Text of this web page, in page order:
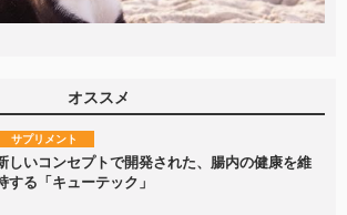
オススメ
サプリメント
しいコンセプトで開発された、腸内の健康を維
する「キューテック」